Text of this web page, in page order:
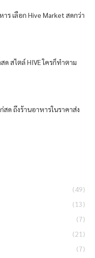
าร เลือก Hive Market สดกว่า
สไตล์ HIVE ใครก็ทำตาม
ด ถึงร้านอาหารในราคาส่ง
(49)
(13)
(7)
(21)
(7)